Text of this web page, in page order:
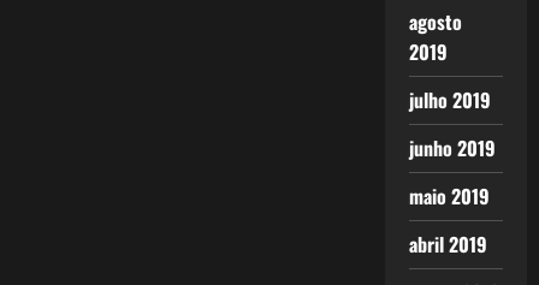
agosto
2019
julho 2019
junho 2019
maio 2019
abril 2019